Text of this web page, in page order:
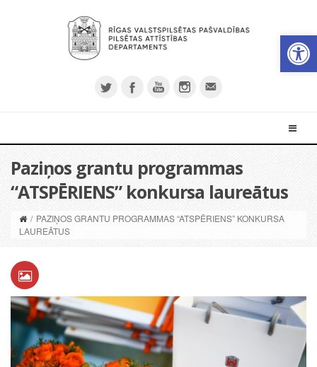
Paziņos grantu programmas
“ATSPĒRIENS” konkursa laureātus
/ PAZIŅOS GRANTU PROGRAMMAS “ATSPĒRIENS” KONKURSA
LAUREĀTUS